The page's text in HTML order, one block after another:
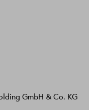
GmbH & Co. KG